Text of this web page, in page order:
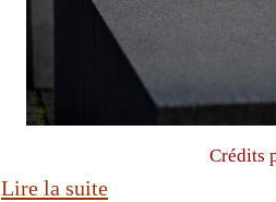
Crédits
Lire la suite